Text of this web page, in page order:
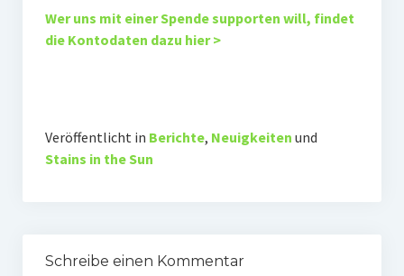
Wer uns mit einer Spende supporten will, findet
die Kontodaten dazu hier >
Veröffentlicht in Berichte, Neuigkeiten und
Stains in the Sun
Schreibe einen Kommentar